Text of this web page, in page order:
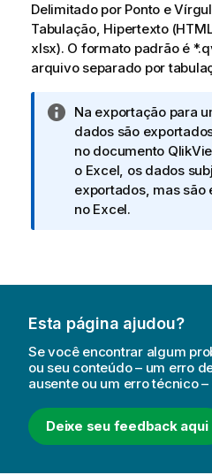
Delimitado por Ponto e
Tabulação, Hipertexto
xlsx). O formato padrão é
arquivo separado por
N
o
t
a
i
n
m
t
i
v
a
Na exportação para
dados são
no documento
o Excel, os dados
exportados, mas
no Excel.
Esta página ajudou?
Se você encontrar algum
ou seu conteúdo – um erro
ausente ou um erro técnico
Deixe seu feedback aqui